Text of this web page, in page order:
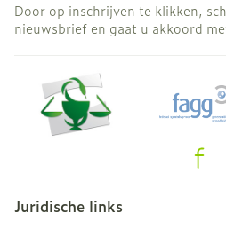
Door op inschrijven te klikken,
nieuwsbrief en gaat u akkoord
Juridische links